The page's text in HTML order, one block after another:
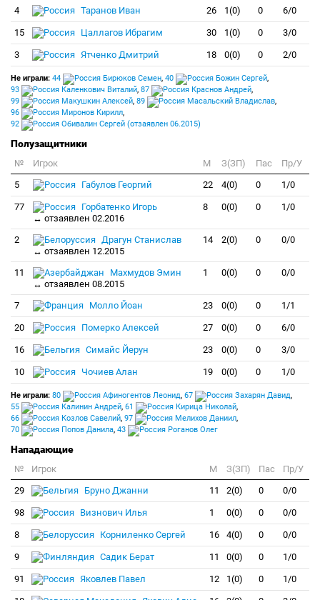
4 Таранов Иван 26 1(0) 0 6/0
15 Цаллагов Ибрагим 30 1(0) 0 3/0
3 Ятченко Дмитрий 18 0(0) 0 2/0
Не играли: 44 Бирюков Семен, 40 Божин Сергей,
93
Каленкович Виталий, 87 Краснов Андрей,
99
Макушкин Алексей, 89 Масальский Владислав,
96
Миронов Кирилл,
92
Обивалин Сергей (отзаявлен 06.2015)
Полузащитники
№ Игрок M З(ЗП) Пас
Пр/У
5
Габулов Георгий 22 4(0) 0 1/0
77
Горбатенко Игорь
↔ отзаявлен 02.2016
8 0(0) 0 1/0
2
Драгун Станислав
↔ отзаявлен 12.2015
14 2(0) 0 0/0
11
Махмудов Эмин
↔ отзаявлен 08.2015
1 0(0) 0 0/0
7 Молло Йоан 23 0(0) 0 1/1
20 Померко Алексей 27 0(0) 0 6/0
16 Симайс Йерун 23 0(0) 0 3/0
10 Чочиев Алан 19 0(0) 0 1/0
Не играли: 80 Афиногентов Леонид, 67 Захарян Давид,
55
Калинин Андрей, 61 Кирица Николай,
66
Козлов Савелий, 97 Мелихов Даниил,
70
Попов Данила, 43 Роганов Олег
Нападающие
№ Игрок M З(ЗП) Пас
Пр/У
29
Бруно Джанни 11 2(0) 0 0/0
98 Визнович Илья 1 0(0) 0 0/0
8 Корниленко Сергей 16 4(0) 0 0/0
9 Садик Берат 11 0(0) 0 1/0
91 Яковлев Павел 12 1(0) 0 1/0